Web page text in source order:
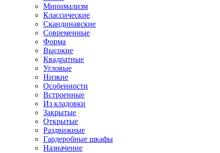
Минимализм
Классические
Скандинавские
Современные
Форма
Высокие
Квадратные
Угловые
Низкие
Особенности
Встроенные
Из кладовки
Закрытые
Открытые
Раздвижные
Гардеробные шкафы
Назначение